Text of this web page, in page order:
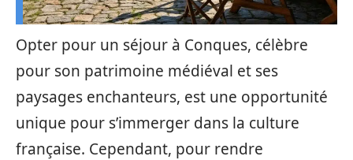
Opter pour un séjour à Conques, célèbre
pour son patrimoine médiéval et ses
paysages enchanteurs, est une opportunité
unique pour s’immerger dans la culture
française. Cependant, pour rendre